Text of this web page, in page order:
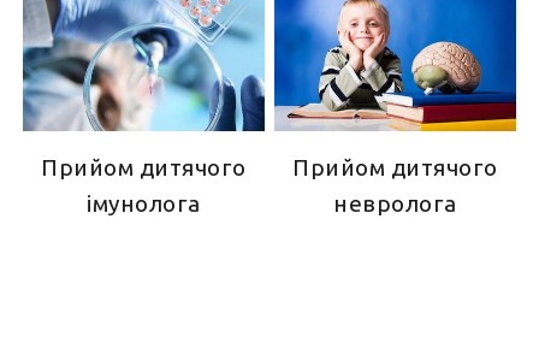
Прийом дитячого
імунолога
Прийом дитячого
невролога